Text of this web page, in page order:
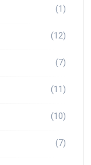
(1)
(12)
(7)
(11)
(10)
(7)